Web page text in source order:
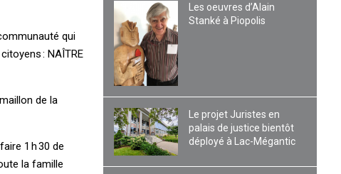
qui
: ­NAÎTRE
de la
1 h 30 de
la famille
Les oeuvres d’Alain
Stanké à Piopolis
Le projet Juristes en
palais de justice bientôt
déployé à Lac-Mégantic